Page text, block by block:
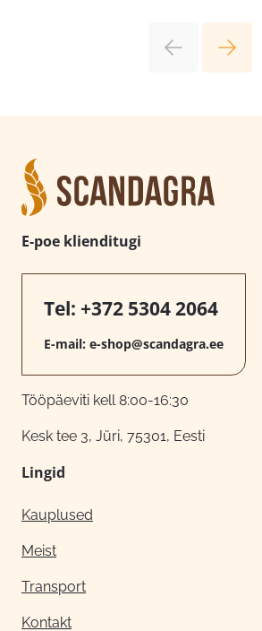
E-poe klienditugi
Tel: +372 5304 2064
E-mail: e-shop@scandagra.ee
Tööpäeviti kell 8:00-16:30
Kesk tee 3, Jüri, 75301, Eesti
Lingid
Kauplused
Meist
Transport
Kontakt